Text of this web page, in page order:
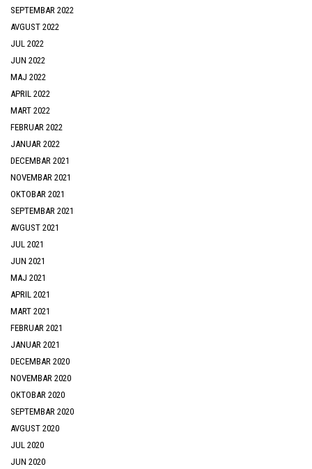
SEPTEMBAR 2022
AVGUST 2022
JUL 2022
JUN 2022
MAJ 2022
APRIL 2022
MART 2022
FEBRUAR 2022
JANUAR 2022
DECEMBAR 2021
NOVEMBAR 2021
OKTOBAR 2021
SEPTEMBAR 2021
AVGUST 2021
JUL 2021
JUN 2021
MAJ 2021
APRIL 2021
MART 2021
FEBRUAR 2021
JANUAR 2021
DECEMBAR 2020
NOVEMBAR 2020
OKTOBAR 2020
SEPTEMBAR 2020
AVGUST 2020
JUL 2020
JUN 2020